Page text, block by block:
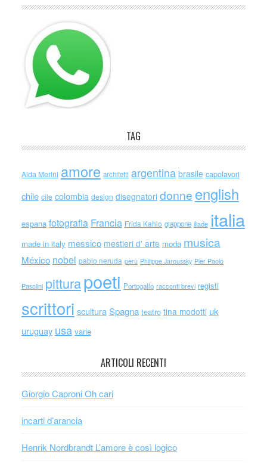
TAG
Alda Merini amore architetti argentina brasile capolavori
chile cile colombia design disegnatori donne english
espana fotografia Francia Frida Kahlo giappone iliade italia
made in italy messico mestieri d' arte moda musica
México nobel pablo neruda perù Philippe Jaroussky Pier Paolo
Pasolini pitturapoeti Portogallo racconti brevi registi
scrittori scultura Spagna teatro tina modotti uk
uruguay usa varie
ARTICOLI RECENTI
Giorgio Caproni Oh cari
incarti d’arancia
Henrik Nordbrandt L’amore è così logico